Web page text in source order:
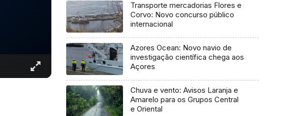
Transporte mercadorias Flores e
Corvo: Novo concurso público
internacional
Azores Ocean: Novo navio de
investigação científica chega aos
Açores
Chuva e vento: Avisos Laranja e
Amarelo para os Grupos Central
e Oriental